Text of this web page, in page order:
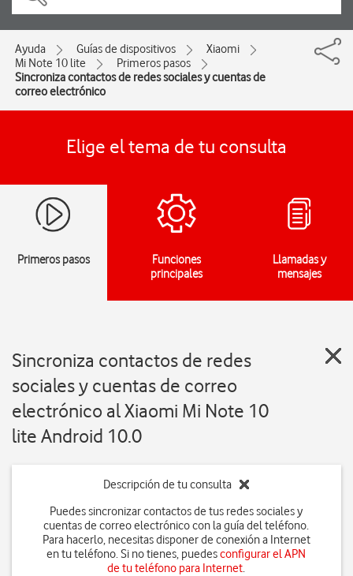
Ayuda Guías de dispositivos
Xiaomi
Mi Note 10 lite
Primeros pasos
Sincroniza contactos de redes sociales y cuentas de
correo electrónico
Elige el tema de tu consulta
Primeros pasos
Funciones
principales
Llamadas y
mensajes
Sincroniza contactos de redes
sociales y cuentas de correo
electrónico al Xiaomi Mi Note 10
lite Android 10.0
Descripción de tu consulta
Puedes sincronizar contactos de tus redes sociales y
cuentas de correo electrónico con la guía del teléfono.
Para hacerlo, necesitas disponer de conexión a Internet
en tu teléfono. Si no tienes, puedesconfigurar el APN
de tu teléfono para Internet.